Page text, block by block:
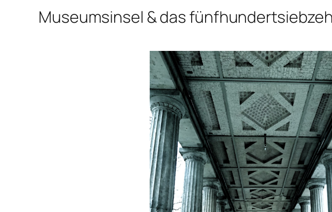
Museumsinsel & das